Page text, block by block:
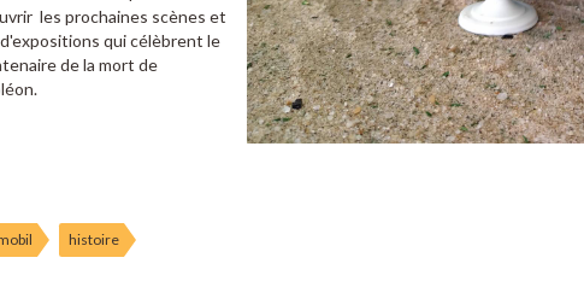
les prochaines scènes et
qui célèbrent le
de la mort de
histoire